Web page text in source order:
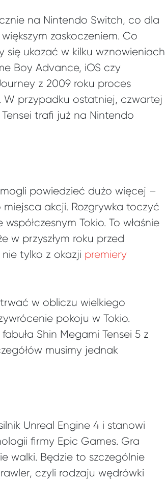
na Nintendo Switch, co dla
zaskoczeniem. Co
się ukazać w kilku wznowieniach
Boy Advance, iOS czy
z 2009 roku proces
W przypadku ostatniej, czwartej
trafi już na Nintendo
powiedzieć dużo więcej –
akcji. Rozgrywka toczyć
Tokio. To właśnie
w przyszłym roku przed
tylko z okazji premiery
w obliczu wielkiego
pokoju w Tokio.
Shin Megami Tensei 5 z
musimy jednak
Unreal Engine 4 i stanowi
firmy Epic Games. Gra
walki. Będzie to szczególnie
czyli rodzaju wędrówki